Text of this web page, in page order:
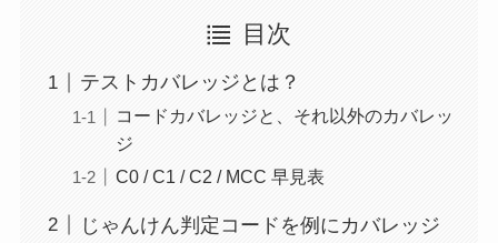
目次
テストカバレッジとは？
コードカバレッジと、それ以外のカバレッ
ジ
C0 / C1 / C2 / MCC 早見表
じゃんけん判定コードを例にカバレッジ